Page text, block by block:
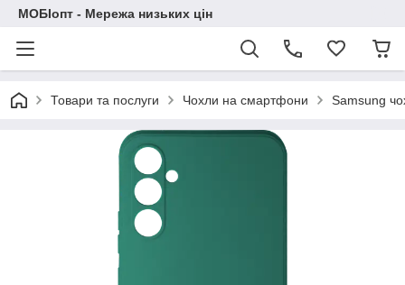
МОБІопт - Мережа низьких цін
Товари та послуги Чохли на смартфони Samsung